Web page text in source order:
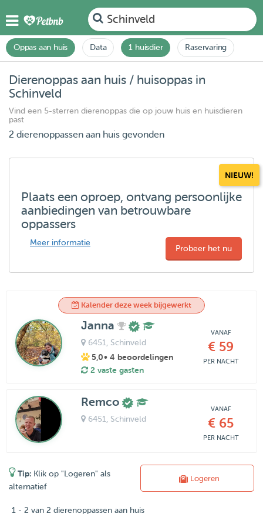
Schinveld
Oppas aan huis Data 1 huisdier Raservaring
Dierenoppas aan huis / huisoppas in
Schinveld
Vind een 5-sterren dierenoppas die op jouw huis en huisdieren
past
2 dierenoppassen aan huis gevonden
NIEUW!
Plaats een oproep, ontvang persoonlijke
aanbiedingen van betrouwbare
oppassers
Meer informatie
Probeer het nu
Kalender deze week bijgewerkt
Janna
6451 , Schinveld
5,0• 4 beoordelingen
2 vaste gasten
VANAF
€ 59
PER NACHT
Remco
6451 , Schinveld
VANAF
€ 65
PER NACHT
Tip: Klik op "Logeren" als
alternatief
Logeren
1 - 2 van 2 dierenoppassen aan huis